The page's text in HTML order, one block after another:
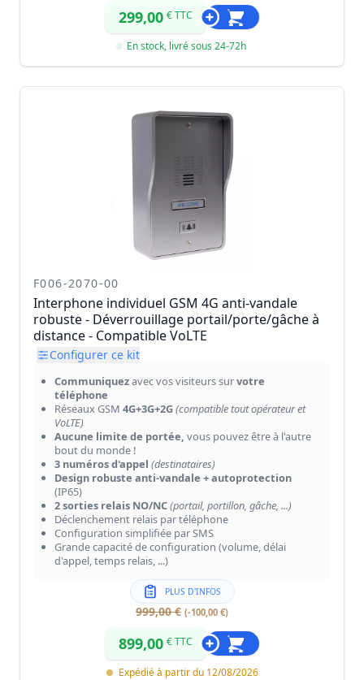
299,00 € TTC
En stock, livré sous 24-72h
F006-2070-00
Interphone individuel GSM 4G anti-vandale
robuste - Déverrouillage portail/porte/gâche à
distance - Compatible VoLTE
Configurer ce kit
Communiquezavec vos visiteurs survotre
téléphone
Réseaux GSM 4G+3G+2G(compatible tout opérateur et
VoLTE)
Aucune limite de portée, vous pouvez être à l'autre
bout du monde !
3 numéros d'appel (destinataires)
Design robuste anti-vandale + autoprotection
(IP65)
2 sorties relais NO/NC(portail, portillon, gâche, ...)
Déclenchement relais par téléphone
Configuration simplifiée par SMS
Grande capacité de configuration (volume, délai
d'appel, temps relais, ...)
PLUS D'INFOS
999,00 € (-100,00 €)
899,00 € TTC
Expédié à partir du 12/08/2026